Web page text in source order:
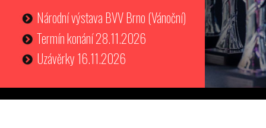
Národní výstava BVV Brno (Vánoční)
Termín konání 28.11.2026
Uzávěrky 16.11.2026